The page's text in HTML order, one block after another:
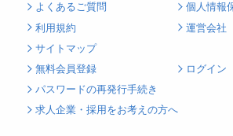
よくあるご質問
個人情報
利用規約
運営会社
サイトマップ
無料会員登録
ログイン
パスワードの再発行手続き
求人企業・採用をお考えの方へ